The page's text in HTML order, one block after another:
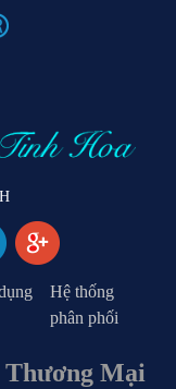
Hệ thống
phân phối
Thương Mại